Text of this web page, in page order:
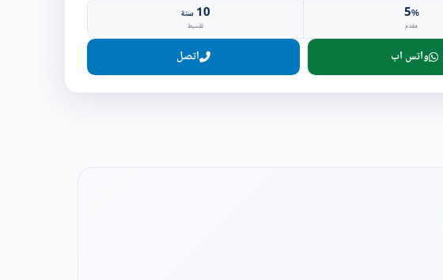
5%
مقدم
10 سنة
تقسيط
واتس اب اتصل